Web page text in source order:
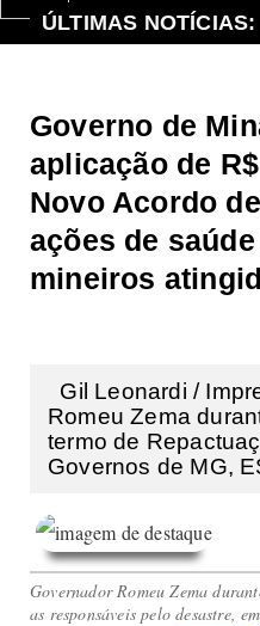
ÚLTIMAS NOTÍCIAS:
Campanha
Governo de
aplicação de
Novo Acordo
ações de
mineiros
Gil Leonardi /
Romeu Zema
termo de
Governos de MG,
Governador Romeu Zema
as responsáveis pelo desastre,